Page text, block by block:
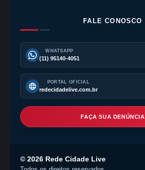
FALE CONOSCO
WHATSAPP
(11) 95140-4051
PORTAL OFICIAL
redecidadelive.com.br
FAÇA SUA DENÚNCIA
© 2026 Rede Cidade Live